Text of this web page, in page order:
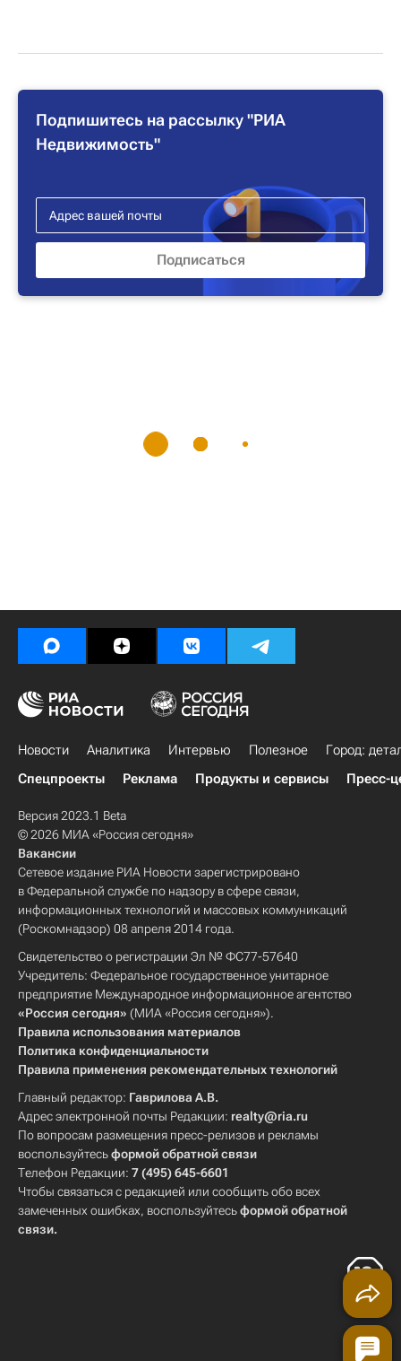
Подпишитесь на рассылку "РИА
Недвижимость"
Новости Аналитика Интервью Полезное
Город:
Спецпроекты
Реклама Продукты и сервисы Пресс-
Версия 2023.1 Beta
© 2026 МИА «Россия сегодня»
Вакансии
Сетевое издание РИА Новости зарегистрировано
в Федеральной службе по надзору в сфере связи,
информационных технологий и массовых коммуникаций
(Роскомнадзор) 08 апреля 2014 года.
Свидетельство о регистрации Эл № ФС77-57640
Учредитель: Федеральное государственное унитарное
предприятие Международное информационное агентство
«Россия сегодня» (МИА «Россия сегодня»).
Правила использования материалов
Политика конфиденциальности
Правила применения рекомендательных технологий
Главный редактор: Гаврилова А.В.
Адрес электронной почты Редакции: realty@ria.ru
По вопросам размещения пресс-релизов и рекламы
воспользуйтесьформой обратной связи
Телефон Редакции: 7 (495) 645-6601
Чтобы связаться с редакцией или сообщить обо всех
замеченных ошибках, воспользуйтесьформой обратной
связи.